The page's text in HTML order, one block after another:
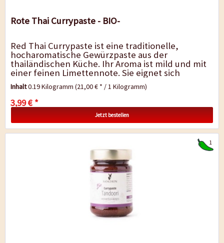
Rote Thai Currypaste - BIO-
Red Thai Currypaste ist eine traditionelle,
hocharomatische Gewürzpaste aus der
thailändischen Küche. Ihr Aroma ist mild und mit
einer feinen Limettennote. Sie eignet sich
besonders gut für schnelle, klassische, rote...
Inhalt0.19 Kilogramm(21,00 € * / 1 Kilogramm)
3,99 € *
Jetzt bestellen
1